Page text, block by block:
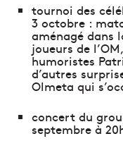
tournoi des
3 octobre :
aménagé dans
joueurs de
humoristes
d’autres
Olmeta qui
concert du
septembre à